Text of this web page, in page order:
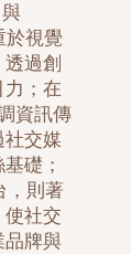
於視覺
過創
；在
資訊傳
交媒
礎；
，則著
社交
品牌與